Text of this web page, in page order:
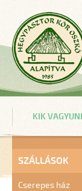
KIK
SZÁLLÁSOK
Cserepes ház